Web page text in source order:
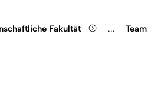
Fakultät Show
...
Team